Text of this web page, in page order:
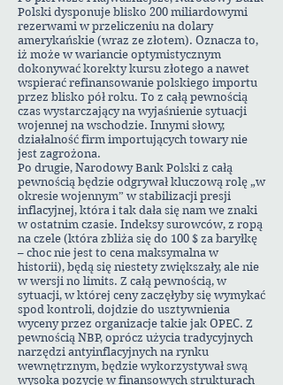
Polski dysponuje blisko 200 miliardowymi
rezerwami w przeliczeniu na dolary
amerykańskie (wraz ze złotem). Oznacza to,
iż może w wariancie optymistycznym
dokonywać korekty kursu złotego a nawet
wspierać refinansowanie polskiego importu
przez blisko pół roku. To z całą pewnością
czas wystarczający na wyjaśnienie sytuacji
wojennej na wschodzie. Innymi słowy,
działalność firm importujących towary nie
jest zagrożona.
Po drugie, Narodowy Bank Polski z całą
pewnością będzie odgrywał kluczową rolę „w
okresie wojennym” w stabilizacji presji
inflacyjnej, która i tak dała się nam we znaki
w ostatnim czasie. Indeksy surowców, z ropą
na czele (która zbliża się do 100 $ za baryłkę
– choc nie jest to cena maksymalna w
historii), będą się niestety zwiększały, ale nie
w wersji no limits. Z całą pewnością, w
sytuacji, w której ceny zaczęłyby się wymykać
spod kontroli, dojdzie do usztywnienia
wyceny przez organizacje takie jak OPEC. Z
pewnością NBP, oprócz użycia tradycyjnych
narzędzi antyinflacyjnych na rynku
wewnętrznym, będzie wykorzystywał swą
wysoka pozycję w finansowych strukturach